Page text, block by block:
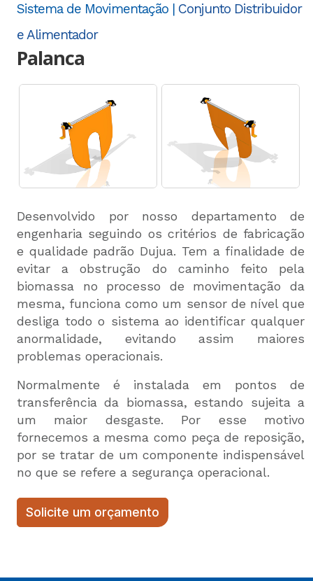
Sistema de Movimentação | Conjunto Distribuidor
e Alimentador
Palanca
Desenvolvido por nosso departamento de
engenharia seguindo os critérios de fabricação
e qualidade padrão Dujua. Tem a finalidade de
evitar a obstrução do caminho feito pela
biomassa no processo de movimentação da
mesma, funciona como um sensor de nível que
desliga todo o sistema ao identificar qualquer
anormalidade, evitando assim maiores
problemas operacionais.
Normalmente é instalada em pontos de
transferência da biomassa, estando sujeita a
um maior desgaste. Por esse motivo
fornecemos a mesma como peça de reposição,
por se tratar de um componente indispensável
no que se refere a segurança operacional.
Solicite um orçamento